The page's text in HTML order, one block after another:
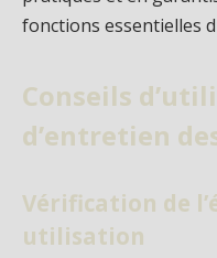
fonctions essentielles
Conseils
d’entretien
Vérification de
utilisation